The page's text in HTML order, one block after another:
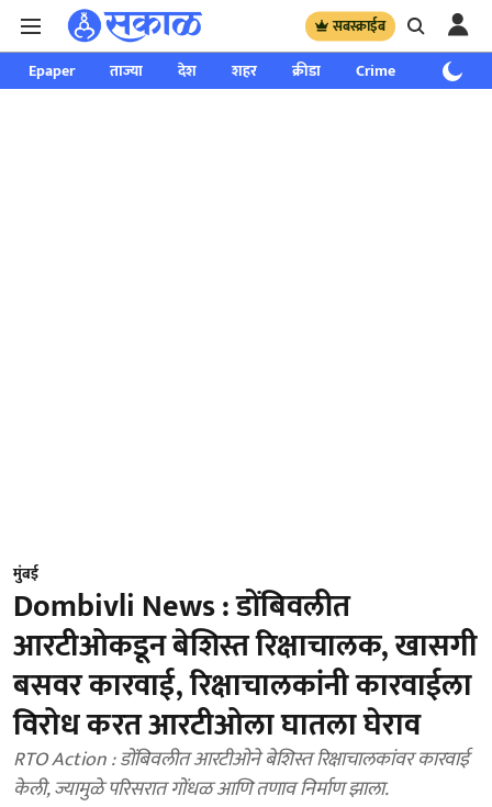
सबस्क्राईब
Epaper ताज्या देश शहर क्रीडा Crime साप्ताहिक
मुंबई
Dombivli News : डोंबिवलीत
आरटीओकडून बेशिस्त रिक्षाचालक, खासगी
बसवर कारवाई, रिक्षाचालकांनी कारवाईला
विरोध करत आरटीओला घातला घेराव
RTO Action : डोंबिवलीत आरटीओने बेशिस्त रिक्षाचालकांवर कारवाई
केली, ज्यामुळे परिसरात गोंधळ आणि तणाव निर्माण झाला.